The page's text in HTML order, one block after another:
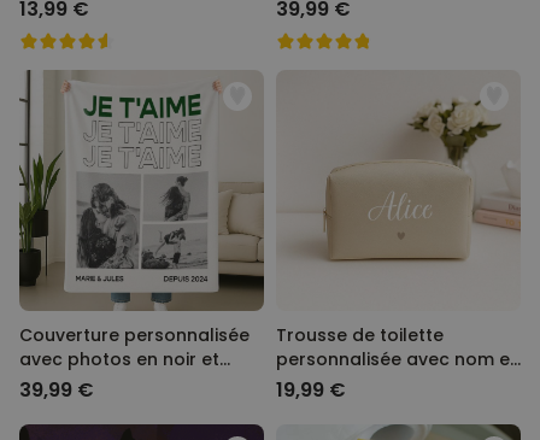
13,99 € 39,99 €
Couverture personnalisée
avec photos en noir et
blanc et texte
39,99 €
Trousse de toilette
personnalisée avec nom et
picto
19,99 €